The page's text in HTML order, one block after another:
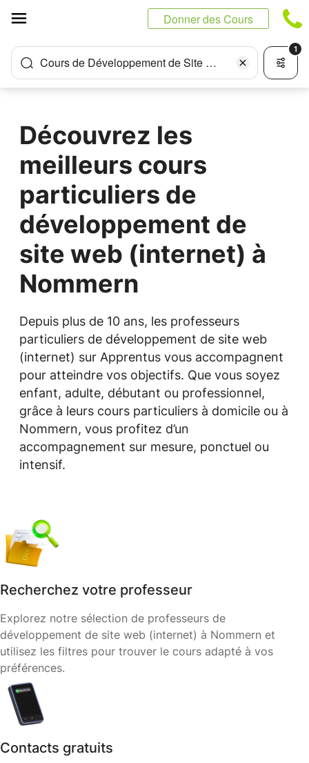
Donner des Cours
Cours de Développement de Site Web (Internet)
1
Découvrez les
meilleurs cours
particuliers de
développement de
site web (internet) à
Nommern
Depuis plus de 10 ans, les professeurs
particuliers de développement de site web
(internet) sur Apprentus vous accompagnent
pour atteindre vos objectifs. Que vous soyez
enfant, adulte, débutant ou professionnel,
grâce à leurs cours particuliers à domicile ou à
Nommern, vous profitez d’un
accompagnement sur mesure, ponctuel ou
intensif.
Recherchez votre professeur
Explorez notre sélection de professeurs de
développement de site web (internet) à Nommern et
utilisez les filtres pour trouver le cours adapté à vos
préférences.
Contacts gratuits